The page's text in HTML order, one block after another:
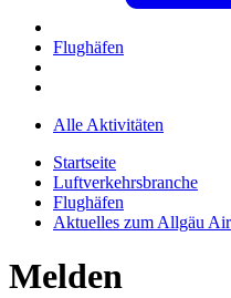
Flughäfen
Alle Aktivitäten
Startseite
Luftverkehrsbranche
Flughäfen
Aktuelles zum Allgäu
Melden